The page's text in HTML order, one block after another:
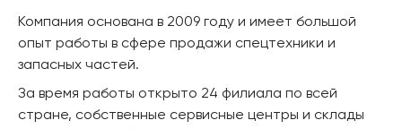
Компания основана в 2009 году и имеет большой
опыт работы в сфере продажи спецтехники и
запасных частей.
За время работы открыто 24 филиала по всей
стране, собственные сервисные центры и склады